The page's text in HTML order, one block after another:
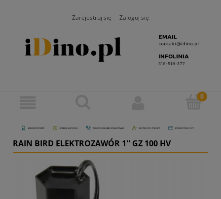
Zarejestruj się Zaloguj się
RAIN BIRD ELEKTROZAWÓR 1'' GZ 100 HV